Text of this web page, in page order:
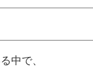
中で、